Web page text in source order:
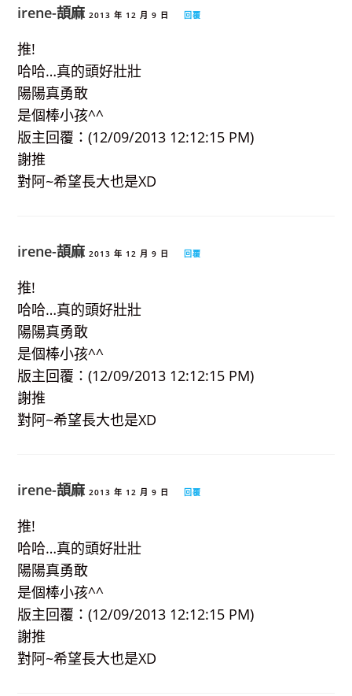
irene-頡麻 2013 年 12 月 9 日 回覆
推!
哈哈…真的頭好壯壯
陽陽真勇敢
是個棒小孩^^
版主回覆：(12/09/2013 12:12:15 PM)
謝推
對阿~希望長大也是XD
irene-頡麻 2013 年 12 月 9 日 回覆
推!
哈哈…真的頭好壯壯
陽陽真勇敢
是個棒小孩^^
版主回覆：(12/09/2013 12:12:15 PM)
謝推
對阿~希望長大也是XD
irene-頡麻 2013 年 12 月 9 日 回覆
推!
哈哈…真的頭好壯壯
陽陽真勇敢
是個棒小孩^^
版主回覆：(12/09/2013 12:12:15 PM)
謝推
對阿~希望長大也是XD